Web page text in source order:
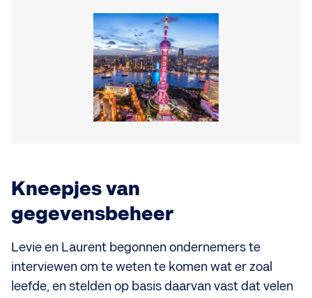
Kneepjes van
gegevensbeheer
Levie en Laurent begonnen ondernemers te
interviewen om te weten te komen wat er zoal
leefde, en stelden op basis daarvan vast dat velen